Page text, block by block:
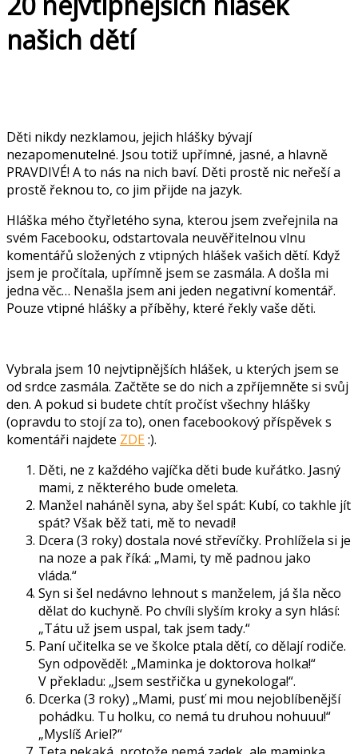
našich dětí
Děti nikdy nezklamou, jejich hlášky bývají
nezapomenutelné. Jsou totiž upřímné, jasné, a hlavně
PRAVDIVÉ! A to nás na nich baví. Děti prostě nic neřeší a
prostě řeknou to, co jim přijde na jazyk.
Hláška mého čtyřletého syna, kterou jsem zveřejnila na
svém Facebooku, odstartovala neuvěřitelnou vlnu
komentářů složených z vtipných hlášek vašich dětí. Když
jsem je pročítala, upřímně jsem se zasmála. A došla mi
jedna věc… Nenašla jsem ani jeden negativní komentář.
Pouze vtipné hlášky a příběhy, které řekly vaše děti.
Vybrala jsem 10 nejvtipnějších hlášek, u kterých jsem se
od srdce zasmála. Začtěte se do nich a zpříjemněte si svůj
den. A pokud si budete chtít pročíst všechny hlášky
(opravdu to stojí za to), onen facebookový příspěvek s
komentáři najdete ZDE:).
Děti, ne z každého vajíčka děti bude kuřátko. Jasný
mami, z některého bude omeleta.
Manžel naháněl syna, aby šel spát: Kubí, co takhle jít
spát? Však běž tati, mě to nevadí!
Dcera (3 roky) dostala nové střevíčky. Prohlížela si je
na noze a pak říká: „Mami, ty mě padnou jako
vláda.“
Syn si šel nedávno lehnout s manželem, já šla něco
dělat do kuchyně. Po chvíli slyším kroky a syn hlásí:
„Tátu už jsem uspal, tak jsem tady.“
Paní učitelka se ve školce ptala dětí, co dělají rodiče.
Syn odpověděl: „Maminka je doktorova holka!“
V překladu: „Jsem sestřička u gynekologa!“.
Dcerka (3 roky) „Mami, pusť mi mou nejoblíbenější
pohádku. Tu holku, co nemá tu druhou nohuuu!“
„Myslíš Ariel?“